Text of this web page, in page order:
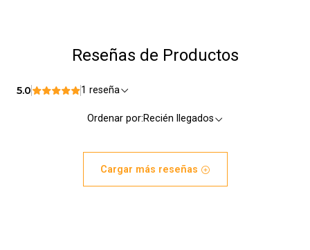
Reseñas de Productos
5.0 1 reseña
Ordenar por:Recién llegados
Cargar más reseñas